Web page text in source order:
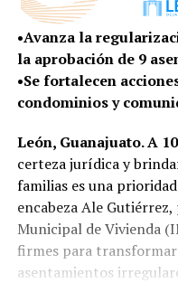
•Avanza la
la aprobación de 9
•Se fortalecen
condominios y
León, Guanajuato. A
certeza jurídica y
familias es una
encabeza Ale
Municipal de Vivienda
firmes para transformar
asentamientos